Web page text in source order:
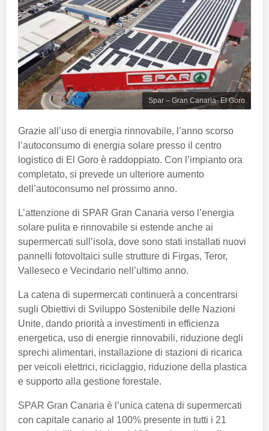
Spar – Gran Canaria- El Goro
Grazie all’uso di energia rinnovabile, l’anno scorso
l’autoconsumo di energia solare presso il centro
logistico di El Goro è raddoppiato. Con l’impianto ora
completato, si prevede un ulteriore aumento
dell’autoconsumo nel prossimo anno.
L’attenzione di SPAR Gran Canaria verso l’energia
solare pulita e rinnovabile si estende anche ai
supermercati sull’isola, dove sono stati installati nuovi
pannelli fotovoltaici sulle strutture di Firgas, Teror,
Valleseco e Vecindario nell’ultimo anno.
La catena di supermercati continuerà a concentrarsi
sugli Obiettivi di Sviluppo Sostenibile delle Nazioni
Unite, dando priorità a investimenti in efficienza
energetica, uso di energie rinnovabili, riduzione degli
sprechi alimentari, installazione di stazioni di ricarica
per veicoli elettrici, riciclaggio, riduzione della plastica
e supporto alla gestione forestale.
SPAR Gran Canaria è l’unica catena di supermercati
con capitale canario al 100% presente in tutti i 21